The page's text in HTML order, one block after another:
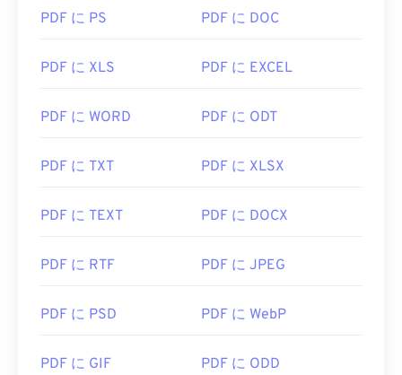
PDF に PS PDF に DOC
PDF に XLS PDF に EXCEL
PDF に WORD PDF に ODT
PDF に TXT PDF に XLSX
PDF に TEXT PDF に DOCX
PDF に RTF PDF に JPEG
PDF に PSD PDF に WebP
PDF に GIF PDF に ODD